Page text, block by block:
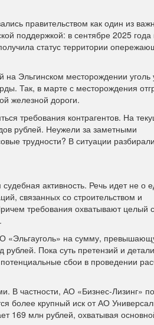
правительством как один из
поддержкой: в сентябре 2025
статус территории
Эльгинском месторождении уголь
Так, в марте с месторождения
железной дороги.
требования контрагентов. На
рублей. Неужели за заметными
трудности? В ситуации
активность. Речь идет не о
связанных со строительством и
требования охватывают целый
«Эльгауголь» на сумму,
Пока суть претензий и
сбои в проведении
В частности, АО «Бизнес-Лизинг»
более крупный иск от АО
169 млн рублей, охватывая